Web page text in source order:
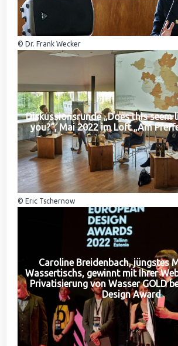
© Dr. Frank Wecker
Diskussionsrunde „Does this seem
you?“, Mai 2022 im Loft „Am
© Eric Tschernow
Caroline Breidenbach, jüngstes
Wassertischs, gewinnt mit Ihrer
Privatisierung von Wasser GOLD
Design Award